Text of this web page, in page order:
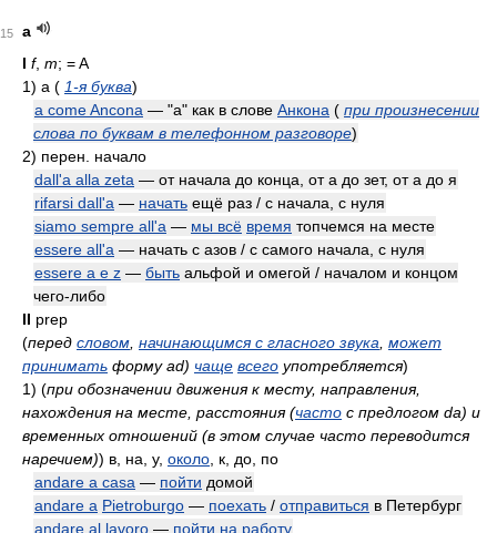
15
a
I f, m; = A
1) а ( 1-я буква)
a come Ancona — "а" как в слове Анкона ( при произнесении
слова по буквам в телефонном разговоре)
2) перен. начало
dall'a alla zeta — от начала до конца, от а до зет, от а до я
rifarsi dall'a — начать ещё раз / с начала, с нуля
siamo sempre all'a — мы всё время топчемся на месте
essere all'a — начать с азов / с самого начала, с нуля
essere a e z — быть альфой и омегой / началом и концом
чего-либо
II prep
(перед словом начинающимся с гласного звука может
принимать форму ad) чаще всего употребляется)
1) (при обозначении движения к месту, направления,
нахождения на месте, расстояния (часто с предлогом da) и
временных отношений (в этом случае часто переводится
наречием)) в, на, у, около , к, до, по
andare a casa — пойти домой
andare a Pietroburgo — поехать / отправиться в Петербург
andare al lavoro — пойти на работу